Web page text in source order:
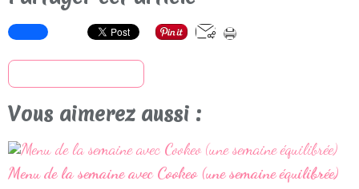
Vous aimerez aussi :
Menu de la semaine avec Cookeo (une semaine équilibrée)